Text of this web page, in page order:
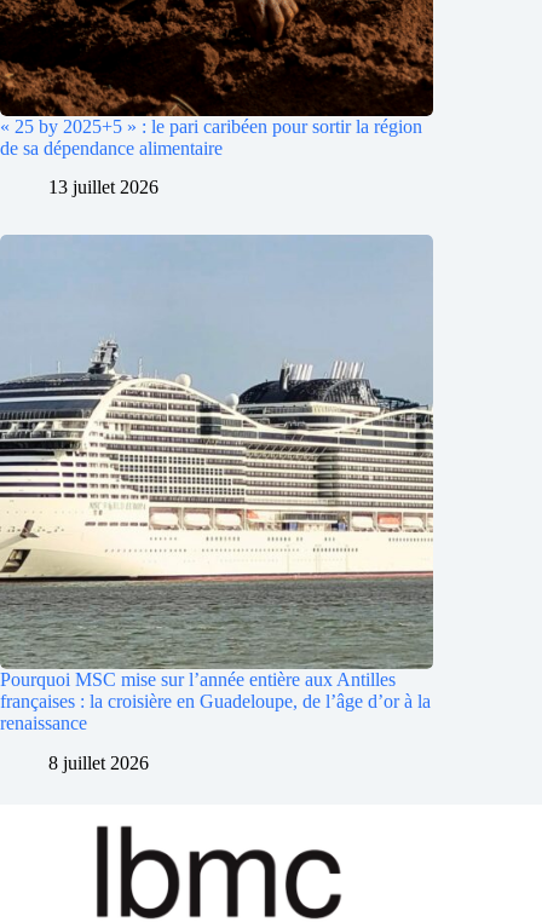
« 25 by 2025+5 » : le pari caribéen pour sortir la région
de sa dépendance alimentaire
13 juillet 2026
Pourquoi MSC mise sur l’année entière aux Antilles
françaises : la croisière en Guadeloupe, de l’âge d’or à la
renaissance
8 juillet 2026